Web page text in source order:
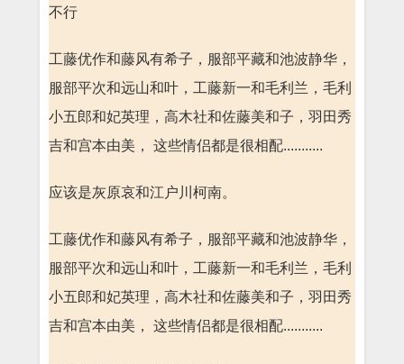
不行
工藤优作和藤风有希子，服部平藏和池波静华，
服部平次和远山和叶，工藤新一和毛利兰，毛利
小五郎和妃英理，高木社和佐藤美和子，羽田秀
吉和宫本由美， 这些情侣都是很相配...........
应该是灰原哀和江户川柯南。
工藤优作和藤风有希子，服部平藏和池波静华，
服部平次和远山和叶，工藤新一和毛利兰，毛利
小五郎和妃英理，高木社和佐藤美和子，羽田秀
吉和宫本由美， 这些情侣都是很相配...........